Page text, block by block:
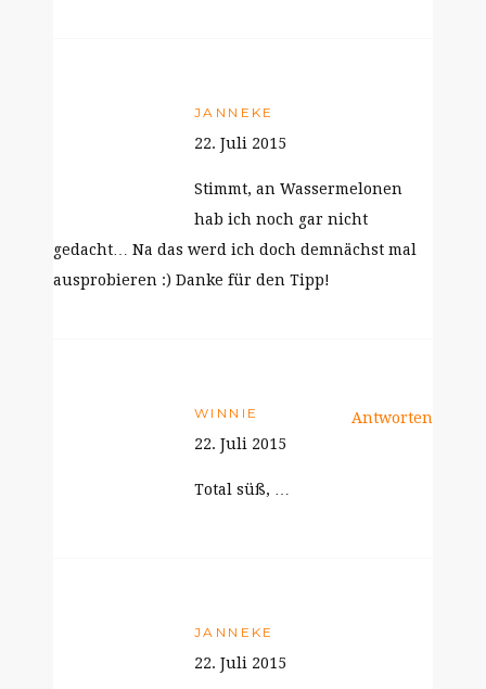
JANNEKE
22. Juli 2015
Stimmt, an Wassermelonen
hab ich noch gar nicht
gedacht… Na das werd ich doch demnächst mal
ausprobieren :) Danke für den Tipp!
WINNIE
22. Juli 2015
Total süß, …
Antworten
JANNEKE
22. Juli 2015